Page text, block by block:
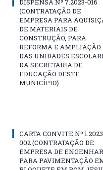
DISPENSA Nº 7.2023-016
(CONTRATAÇÃO DE
EMPRESA PARA
DE MATERIAIS DE
CONSTRUÇÃO, PARA
REFORMA E AMPLIAÇÃO
DAS UNIDADES
DA SECRETARIA DE
EDUCAÇÃO DESTE
MUNICÍPIO)
CARTA CONVITE Nº
002 (CONTRATAÇÃO DE
EMPRESA DE
PARA PAVIMENTAÇÃO